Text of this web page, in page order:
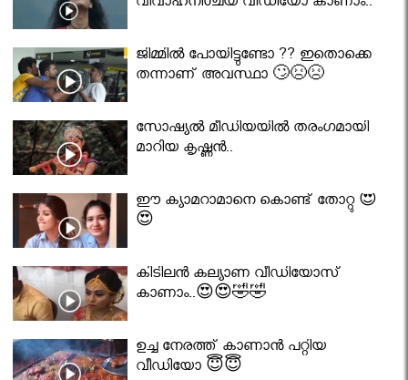
ജിമ്മിൽ പോയിട്ടുണ്ടോ ?? ഇതൊക്കെ
തന്നാണ് അവസ്ഥാ 🙄😣😣
സോഷ്യൽ മീഡിയയിൽ തരംഗമായി
മാറിയ കൃഷ്ണൻ..
ഈ ക്യാമറാമാനെ കൊണ്ട് തോറ്റു 😍
😍
കിടിലൻ കല്യാണ വീഡിയോസ്
കാണാം..😍😍🤣🤣
ഉച്ച നേരത്ത് കാണാൻ പറ്റിയ
വീഡിയോ 😇😇